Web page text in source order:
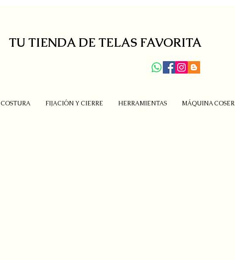
TU TIENDA DE TELAS FAVORITA
COSTURA FIJACIÓN Y CIERRE HERRAMIENTAS MÁQUINA COSER